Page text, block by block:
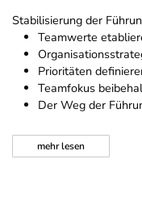
Stabilisierung der
Teamwerte
Prioritäten
Teamfokus
Der Weg der
mehrlesen